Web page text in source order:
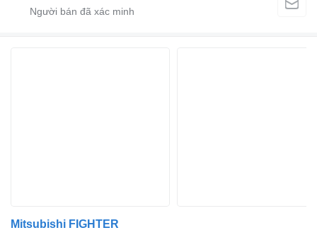
Mitsubishi FIGHTER